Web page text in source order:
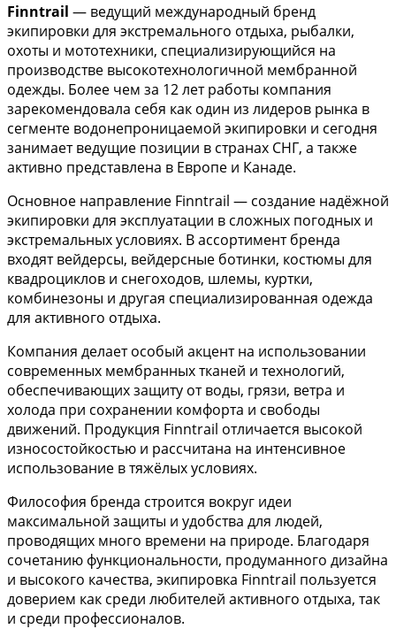
Finntrail — ведущий международный бренд
экипировки для экстремального отдыха, рыбалки,
охоты и мототехники, специализирующийся на
производстве высокотехнологичной мембранной
одежды. Более чем за 12 лет работы компания
зарекомендовала себя как один из лидеров рынка в
сегменте водонепроницаемой экипировки и сегодня
занимает ведущие позиции в странах СНГ, а также
активно представлена в Европе и Канаде.
Основное направление Finntrail — создание надёжной
экипировки для эксплуатации в сложных погодных и
экстремальных условиях. В ассортимент бренда
входят вейдерсы, вейдерсные ботинки, костюмы для
квадроциклов и снегоходов, шлемы, куртки,
комбинезоны и другая специализированная одежда
для активного отдыха.
Компания делает особый акцент на использовании
современных мембранных тканей и технологий,
обеспечивающих защиту от воды, грязи, ветра и
холода при сохранении комфорта и свободы
движений. Продукция Finntrail отличается высокой
износостойкостью и рассчитана на интенсивное
использование в тяжёлых условиях.
Философия бренда строится вокруг идеи
максимальной защиты и удобства для людей,
проводящих много времени на природе. Благодаря
сочетанию функциональности, продуманного дизайна
и высокого качества, экипировка Finntrail пользуется
доверием как среди любителей активного отдыха, так
и среди профессионалов.